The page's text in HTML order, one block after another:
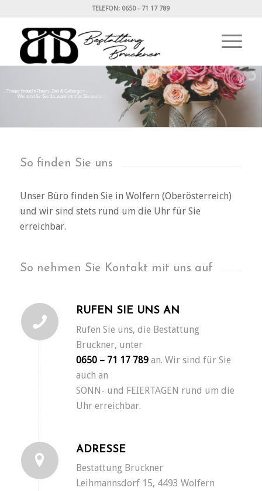
TELEFON: 0650 - 71 17 789
Tr auer br auc ht R aum Zei t & Geborgen
Wi r si nd für Si e da, wann i m mer Si e uns
So finden Sie uns
Unser Büro finden Sie in Wolfern (Oberösterreich)
und wir sind stets rund um die Uhr für Sie
erreichbar.
So nehmen Sie Kontakt mit uns auf
RUFEN SIE UNS AN
Rufen Sie uns, die Bestattung
Bruckner, unter
0650 – 71 17 789an. Wir sind für Sie
auch an
SONN- und FEIERTAGEN rund um die
Uhr erreichbar.
ADRESSE
Bestattung Bruckner
Leihmannsdorf 15, 4493 Wolfern